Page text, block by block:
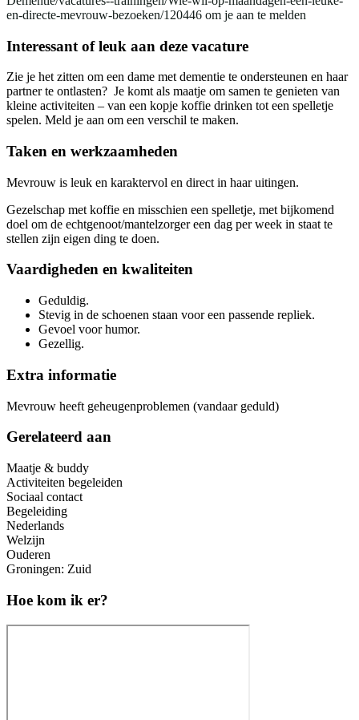
en-directe-mevrouw-bezoeken/120446 om je aan te melden
Interessant of leuk aan deze vacature
Zie je het zitten om een dame met dementie te ondersteunen en haar
partner te ontlasten? Je komt als maatje om samen te genieten van
kleine activiteiten – van een kopje koffie drinken tot een spelletje
spelen. Meld je aan om een verschil te maken.
Taken en werkzaamheden
Mevrouw is leuk en karaktervol en direct in haar uitingen.
Gezelschap met koffie en misschien een spelletje, met bijkomend
doel om de echtgenoot/mantelzorger een dag per week in staat te
stellen zijn eigen ding te doen.
Vaardigheden en kwaliteiten
Geduldig.
Stevig in de schoenen staan voor een passende repliek.
Gevoel voor humor.
Gezellig.
Extra informatie
Mevrouw heeft geheugenproblemen (vandaar geduld)
Gerelateerd aan
Maatje & buddy
Activiteiten begeleiden
Sociaal contact
Begeleiding
Nederlands
Welzijn
Ouderen
Groningen: Zuid
Hoe kom ik er?